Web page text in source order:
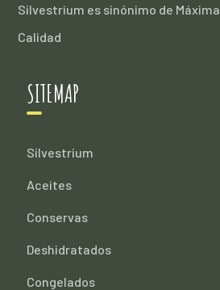
Silvestrium es sinónimo de Máxima
Calidad
SITEMAP
Silvestrium
Aceites
Conservas
Deshidratados
Congelados